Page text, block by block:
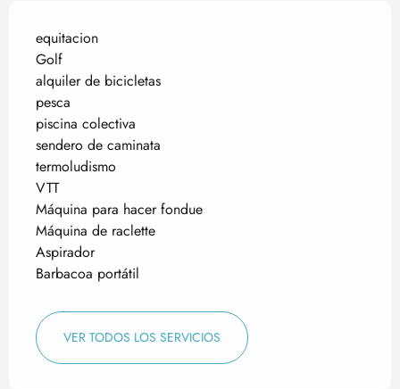
equitacion
Golf
alquiler de bicicletas
pesca
piscina colectiva
sendero de caminata
termoludismo
VTT
Máquina para hacer fondue
Máquina de raclette
Aspirador
Barbacoa portátil
VER TODOS LOS SERVICIOS